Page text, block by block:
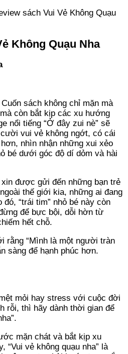
sách Vui Vẻ Không Quạu
Không Quạu Nha
sách không chỉ mặn mà
còn bắt kịp các xu hướng
nổi tiếng “Ở đây zui nè” sẽ
vui vẻ không ngớt, có cái
nhìn nhận những xui xẻo
bé dưới góc độ dí dỏm và hài
được gửi đến những bạn trẻ
thế giới kia, những ai đang
“trái tim” nhỏ bé này còn
để bực bội, dỗi hờn từ
hết chỗ.
rằng “Mình là một người tràn
sàng để hạnh phúc hơn.
mỏi hay stress với cuộc đời
rỗi, thì hãy dành thời gian để
mặn chát và bắt kịp xu
“Vui vẻ không quạu nha” là